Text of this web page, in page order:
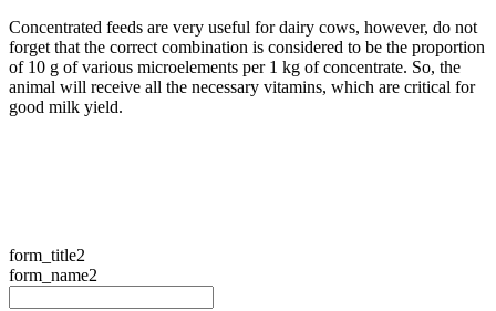
Concentrated feeds are very useful for dairy cows, however, do not
forget that the correct combination is considered to be the proportion
of 10 g of various microelements per 1 kg of concentrate. So, the
animal will receive all the necessary vitamins, which are critical for
good milk yield.
form_title2
form_name2